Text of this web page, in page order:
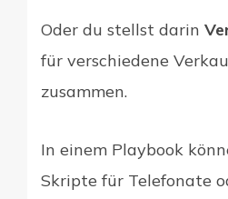
Oder du stellst darin
für verschiedene
zusammen.
In einem Playbook
Skripte für Telefonate